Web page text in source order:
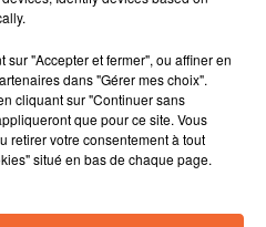
).
à deux cents
seulement deux ans.
est très animé au
Les enfants mais pas
"Accepter et fermer", ou affiner en
dans "Gérer mes choix".
cliquant sur "Continuer sans
que pour ce site. Vous
retirer votre consentement à tout
situé en bas de chaque page.